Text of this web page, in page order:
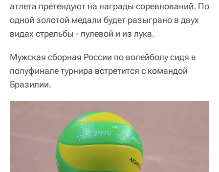
атлета претендуют на награды соревнований. По
одной золотой медали будет разыграно в двух
видах стрельбы - пулевой и из лука.
Мужская сборная России по волейболу сидя в
полуфинале турнира встретится с командой
Бразилии.